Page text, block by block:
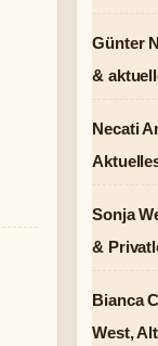
Günter
&
Necati
Sonja
&
Bianca
West,